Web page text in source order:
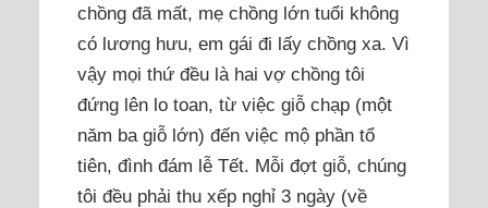
chồng đã mất, mẹ chồng lớn tuổi không
có lương hưu, em gái đi lấy chồng xa. Vì
vậy mọi thứ đều là hai vợ chồng tôi
đứng lên lo toan, từ việc giỗ chạp (một
năm ba giỗ lớn) đến việc mộ phần tổ
tiên, đình đám lễ Tết. Mỗi đợt giỗ, chúng
tôi đều phải thu xếp nghỉ 3 ngày (về